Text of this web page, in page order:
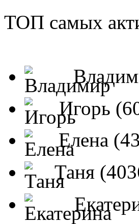
ТОП самых
Игорь
Елена
Таня